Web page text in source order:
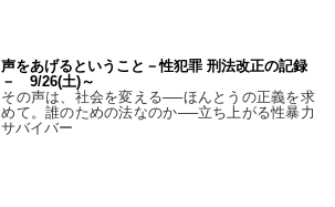
声をあげるということ－性犯罪 刑法改正の記録
－ 9/26(土)～
その声は、社会を変える──ほんとうの正義を求
めて。誰のための法なのか──立ち上がる性暴力
サバイバー